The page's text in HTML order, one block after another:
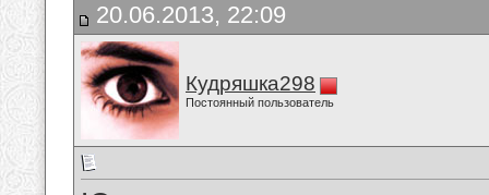
20.06.2013, 22:09
Кудряшка298
Постоянный пользователь